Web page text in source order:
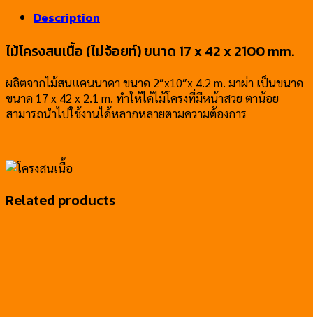
42
2100
quantity
Description
ไม้โครงสนเนื้อ (ไม่จ้อยท์) ขนาด 17 x 42 x 2100 mm.
ผลิตจากไม้สนแคนนาดา ขนาด 2″x10″x 4.2 m. มาผ่า เป็นขนาด
ขนาด 17 x 42 x 2.1 m. ทำให้ได้ไม้โครงที่มีหน้าสวย ตาน้อย
สามารถนำไปใช้งานได้หลากหลายตามความต้องการ
Related products